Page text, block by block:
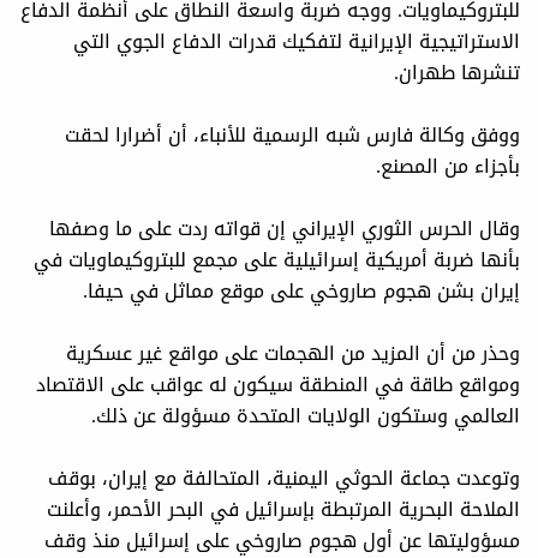
للبتروكيماويات. ووجه ضربة واسعة النطاق على أنظمة الدفاع
الاستراتيجية الإيرانية لتفكيك قدرات الدفاع الجوي التي
تنشرها طهران.
ووفق وكالة فارس شبه الرسمية للأنباء، أن أضرارا لحقت
بأجزاء من المصنع.
وقال الحرس الثوري الإيراني إن قواته ردت على ما وصفها
بأنها ضربة أمريكية إسرائيلية على مجمع للبتروكيماويات في
إيران بشن هجوم صاروخي على موقع مماثل في حيفا.
وحذر من أن المزيد من الهجمات على مواقع غير عسكرية
ومواقع طاقة في المنطقة سيكون له عواقب على الاقتصاد
العالمي وستكون الولايات المتحدة مسؤولة عن ذلك.
وتوعدت جماعة الحوثي اليمنية، المتحالفة مع إيران، بوقف
الملاحة البحرية المرتبطة بإسرائيل في البحر الأحمر، وأعلنت
مسؤوليتها عن أول هجوم صاروخي على إسرائيل منذ وقف